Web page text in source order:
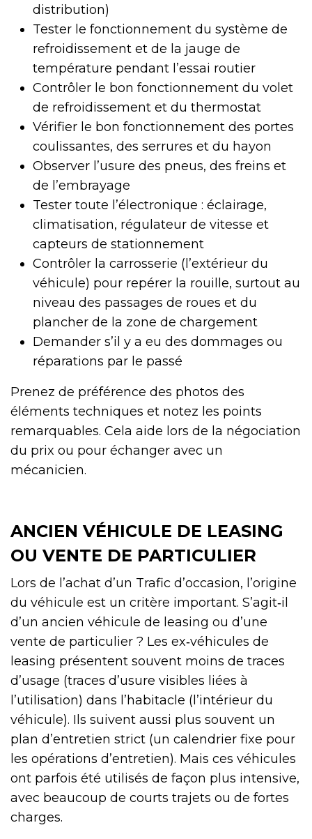
distribution)
Tester le fonctionnement du système de
refroidissement et de la jauge de
température pendant l’essai routier
Contrôler le bon fonctionnement du volet
de refroidissement et du thermostat
Vérifier le bon fonctionnement des portes
coulissantes, des serrures et du hayon
Observer l’usure des pneus, des freins et
de l’embrayage
Tester toute l’électronique : éclairage,
climatisation, régulateur de vitesse et
capteurs de stationnement
Contrôler la carrosserie (l’extérieur du
véhicule) pour repérer la rouille, surtout au
niveau des passages de roues et du
plancher de la zone de chargement
Demander s’il y a eu des dommages ou
réparations par le passé
Prenez de préférence des photos des
éléments techniques et notez les points
remarquables. Cela aide lors de la négociation
du prix ou pour échanger avec un
mécanicien.
ANCIEN VÉHICULE DE LEASING
OU VENTE DE PARTICULIER
Lors de l’achat d’un Trafic d’occasion, l’origine
du véhicule est un critère important. S’agit‑il
d’un ancien véhicule de leasing ou d’une
vente de particulier ? Les ex‑véhicules de
leasing présentent souvent moins de traces
d’usage (traces d’usure visibles liées à
l’utilisation) dans l’habitacle (l’intérieur du
véhicule). Ils suivent aussi plus souvent un
plan d’entretien strict (un calendrier fixe pour
les opérations d’entretien). Mais ces véhicules
ont parfois été utilisés de façon plus intensive,
avec beaucoup de courts trajets ou de fortes
charges.